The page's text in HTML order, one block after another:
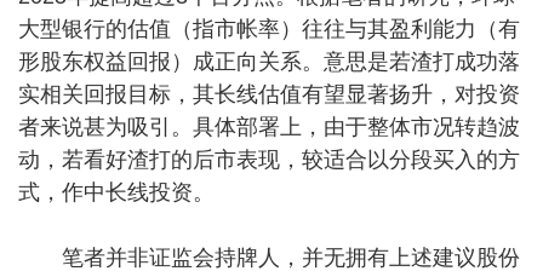
大型银行的估值（指市帐率）往往与其盈利能力（有
形股东权益回报）成正向关系。意思是若渣打成功落
实相关回报目标，其长线估值有望显著扬升，对投资
者来说甚为吸引。具体部署上，由于整体市况转趋波
动，若看好渣打的后市表现，较适合以分段买入的方
式，作中长线投资。
笔者并非证监会持牌人，并无拥有上述建议股份